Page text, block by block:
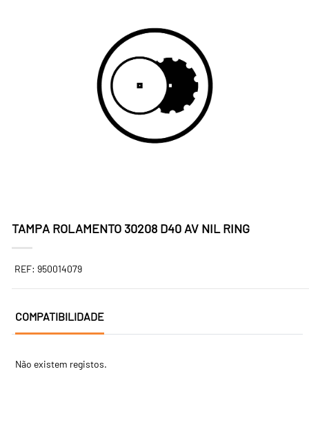
TAMPA ROLAMENTO 30208 D40 AV NIL RING
REF: 950014079
COMPATIBILIDADE
Não existem registos.